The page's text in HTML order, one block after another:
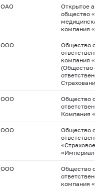
ОАО
Открытое
общество
компания
ООО
Общество
компания
(Общество
ООО
Общество
Компания
ООО
Общество
ООО
Общество
компания